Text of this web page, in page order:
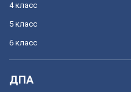
4 класс
5 класс
6 класс
ДПА